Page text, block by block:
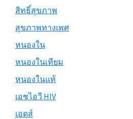
สิทธิ์สุขภาพ
สุขภาพทางเพศ
หนองใน
หนองในเทียม
หนองในแท้
เอชไอวี HIV
เอดส์